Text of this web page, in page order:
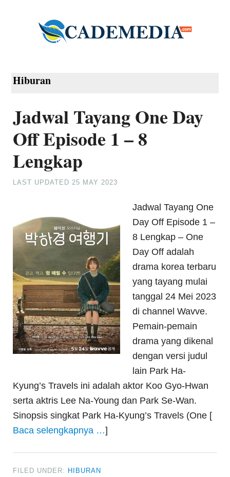
Hiburan
Jadwal Tayang One Day
Off Episode 1 – 8
Lengkap
LAST UPDATED 25 MAY 2023
Jadwal Tayang One
Day Off Episode 1 –
8 Lengkap – One
Day Off adalah
drama korea terbaru
yang tayang mulai
tanggal 24 Mei 2023
di channel Wavve.
Pemain-pemain
drama yang dikenal
dengan versi judul
lain Park Ha-
Kyung’s Travels ini adalah aktor Koo Gyo-Hwan
serta aktris Lee Na-Young dan Park Se-Wan.
Sinopsis singkat Park Ha-Kyung’s Travels (One [
Baca selengkapnya …]
FILED UNDER: HIBURAN